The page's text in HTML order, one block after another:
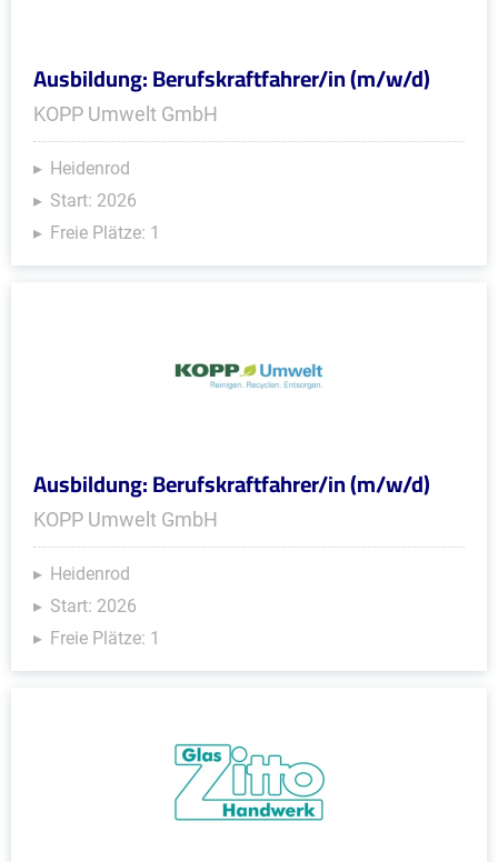
Ausbildung: Berufskraftfahrer/in (m/w/d)
KOPP Umwelt GmbH
Heidenrod
Start: 2026
Freie Plätze: 1
Ausbildung: Berufskraftfahrer/in (m/w/d)
KOPP Umwelt GmbH
Heidenrod
Start: 2026
Freie Plätze: 1